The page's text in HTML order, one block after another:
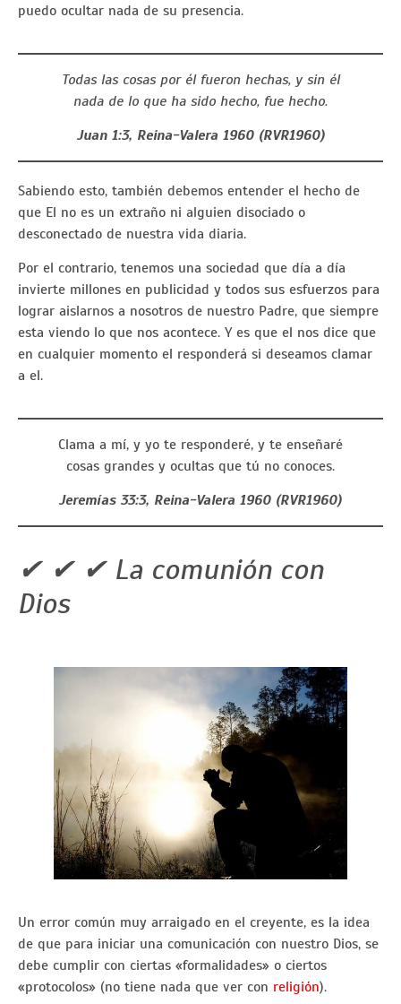
puedo ocultar nada de su presencia.
Todas las cosas por él fueron hechas, y sin él
nada de lo que ha sido hecho, fue hecho.
Juan 1:3, Reina-Valera 1960 (RVR1960)
Sabiendo esto, también debemos entender el hecho de
que El no es un extraño ni alguien disociado o
desconectado de nuestra vida diaria.
Por el contrario, tenemos una sociedad que día a día
invierte millones en publicidad y todos sus esfuerzos para
lograr aislarnos a nosotros de nuestro Padre, que siempre
esta viendo lo que nos acontece. Y es que el nos dice que
en cualquier momento el responderá si deseamos clamar
a el.
Clama a mí, y yo te responderé, y te enseñaré
cosas grandes y ocultas que tú no conoces.
Jeremías 33:3, Reina-Valera 1960 (RVR1960)
✔ ✔ ✔ La comunión con
Dios
Un error común muy arraigado en el creyente, es la idea
de que para iniciar una comunicación con nuestro Dios, se
debe cumplir con ciertas «formalidades» o ciertos
«protocolos» (no tiene nada que ver con religión).